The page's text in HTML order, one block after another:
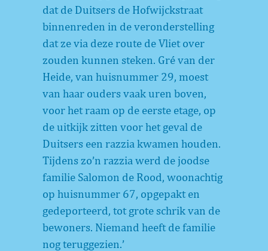
dat de Duitsers de Hofwijckstraat
binnenreden in de veronderstelling
dat ze via deze route de Vliet over
zouden kunnen steken. Gré van der
Heide, van huisnummer 29, moest
van haar ouders vaak uren boven,
voor het raam op de eerste etage, op
de uitkijk zitten voor het geval de
Duitsers een razzia kwamen houden.
Tijdens zo’n razzia werd de joodse
familie Salomon de Rood, woonachtig
op huisnummer 67, opgepakt en
gedeporteerd, tot grote schrik van de
bewoners. Niemand heeft de familie
nog teruggezien.’